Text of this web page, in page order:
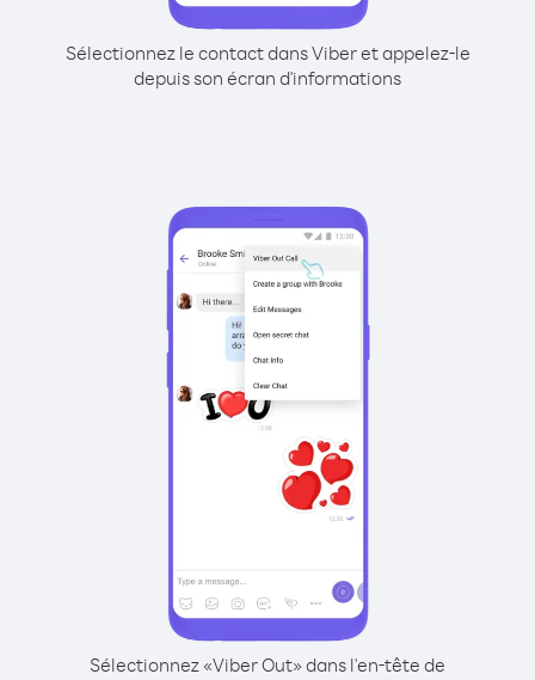
Sélectionnez le contact dans Viber et appelez-le
depuis son écran d'informations
Sélectionnez «Viber Out» dans l'en-tête de